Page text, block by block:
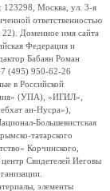
123298, Москва, ул. 3-я
ответственностью
Доменное имя сайта
Федерация и
Бабаян Роман
(495) 950-62-26
в Российской
(УПА), «ИГИЛ»,
ан-Нусра»),
Большевистская
татарского
Корчинского,
Свидетелей Иеговы
элементы